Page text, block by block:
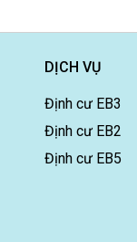
DỊCH VỤ
Định cư EB3
Định cư EB2
Định cư EB5